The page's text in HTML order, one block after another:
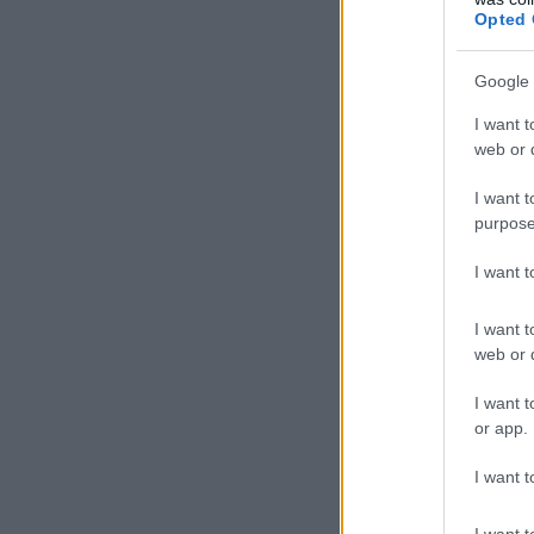
Opted
Google
I want
web or
I want
I want
I want
web or
I want
or app.
I want